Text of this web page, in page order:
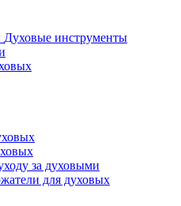
Духовые инструменты
за духовыми
для духовых